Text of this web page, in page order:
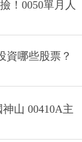
！0050單月人
資哪些股票？
山 00410A主